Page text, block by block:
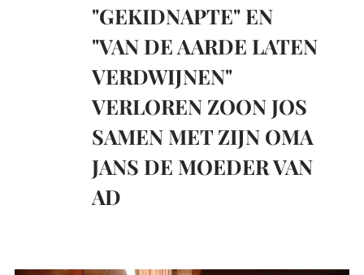
"GEKIDNAPTE" EN
"VAN DE AARDE LATEN
VERDWIJNEN"
VERLOREN ZOON JOS
SAMEN MET ZIJN OMA
JANS DE MOEDER VAN
AD